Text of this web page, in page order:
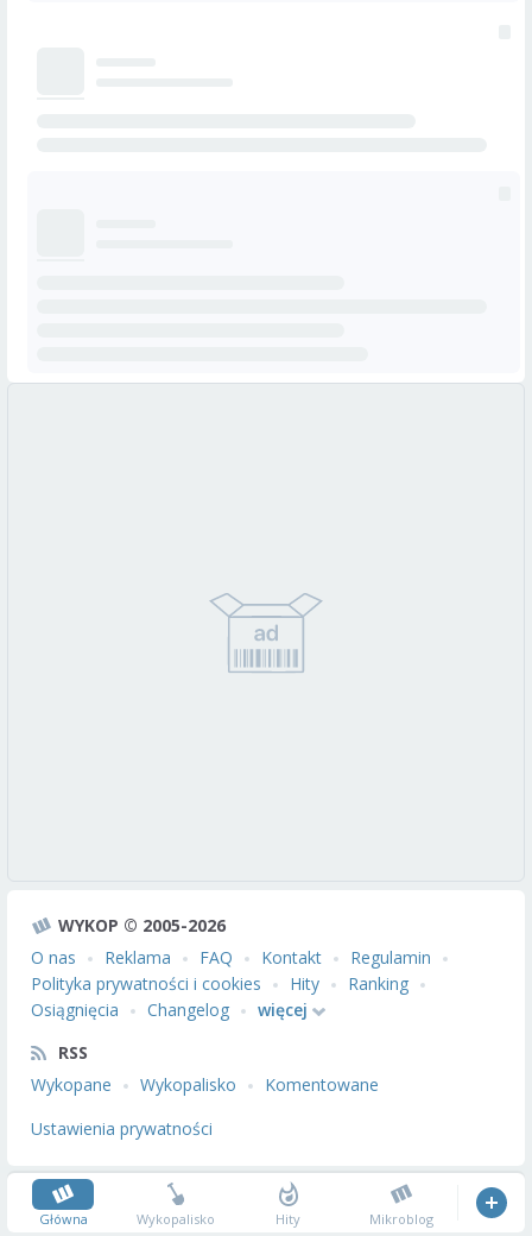
WYKOP © 2005-2026
O nas
Reklama FAQ Kontakt
Regulamin
Polityka prywatności i cookies
Hity
Ranking
Osiągnięcia
Changelog
więcej
RSS
Wykopane
Wykopalisko
Komentowane
Ustawienia prywatności
Główna Wykopalisko Hity Mikroblog